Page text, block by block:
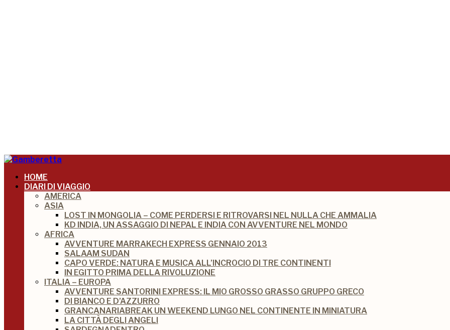
HOME
DIARI DI VIAGGIO
AMERICA
ASIA
LOST IN MONGOLIA – COME PERDERSI E RITROVARSI NEL NULLA CHE AMMALIA
KD INDIA, UN ASSAGGIO DI NEPAL E INDIA CON AVVENTURE NEL MONDO
AFRICA
AVVENTURE MARRAKECH EXPRESS GENNAIO 2013
SALAAM SUDAN
CAPO VERDE: NATURA E MUSICA ALL’INCROCIO DI TRE CONTINENTI
IN EGITTO PRIMA DELLA RIVOLUZIONE
ITALIA – EUROPA
AVVENTURE SANTORINI EXPRESS: IL MIO GROSSO GRASSO GRUPPO GRECO
DI BIANCO E D’AZZURRO
GRANCANARIABREAK UN WEEKEND LUNGO NEL CONTINENTE IN MINIATURA
LA CITTÀ DEGLI ANGELI